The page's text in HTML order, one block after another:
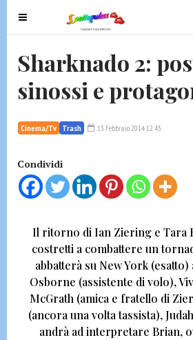
T
o
g
e
a
i
g
a
Sharknado 2:
sinossi e
Cinema/Tv Trash 13 Febbraio 2014 12:43
Condividi
Il ritorno di Ian Ziering e Tara
costretti a combattere un
abbatterà su New York (esatto)
Osborne (assistente di volo),
McGrath (amica e fratello di
(ancora una volta tassista),
andrà ad interpretare Brian,